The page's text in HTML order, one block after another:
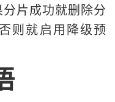
(RequestHandler
.
片成功就删除分
则就启用降级预